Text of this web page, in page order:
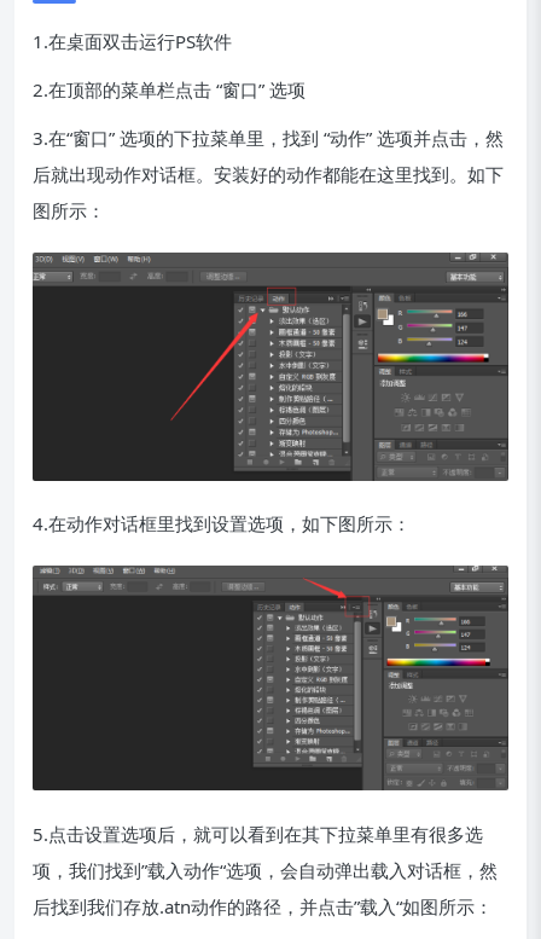
1.在桌面双击运行PS软件
2.在顶部的菜单栏点击 “窗口” 选项
3.在“窗口” 选项的下拉菜单里，找到 “动作” 选项并点击，然
后就出现动作对话框。安装好的动作都能在这里找到。如下
图所示：
4.在动作对话框里找到设置选项，如下图所示：
5.点击设置选项后，就可以看到在其下拉菜单里有很多选
项，我们找到”载入动作“选项，会自动弹出载入对话框，然
后找到我们存放.atn动作的路径，并点击”载入“如图所示：